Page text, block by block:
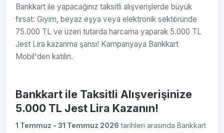
Bankkart ile yapacağınız taksitli alışverişlerde büyük
fırsat: Giyim, beyaz eşya veya elektronik sektöründe
75.000 TL ve üzeri tutarda harcama yaparak 5.000 TL
Jest Lira kazanma şansı! Kampanyaya Bankkart
Mobil'den katılın.
Bankkart ile Taksitli Alışverişinize
5.000 TL Jest Lira Kazanın!
1 Temmuz - 31 Temmuz 2026 tarihleri arasında Bankkart